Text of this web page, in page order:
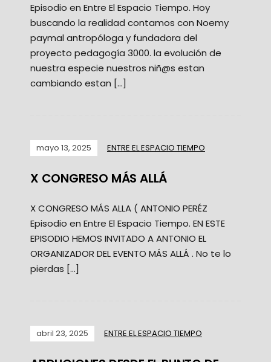
Episodio en Entre El Espacio Tiempo. Hoy
buscando la realidad contamos con Noemy
paymal antropóloga y fundadora del
proyecto pedagogía 3000. la evolución de
nuestra especie nuestros niñ@s estan
cambiando estan […]
mayo 13, 2025 ENTRE EL ESPACIO TIEMPO
X CONGRESO MÁS ALLÁ
X CONGRESO MÁS ALLA ( ANTONIO PERÉZ
Episodio en Entre El Espacio Tiempo. EN ESTE
EPISODIO HEMOS INVITADO A ANTONIO EL
ORGANIZADOR DEL EVENTO MÁS ALLÁ . No te lo
pierdas […]
abril 23, 2025 ENTRE EL ESPACIO TIEMPO